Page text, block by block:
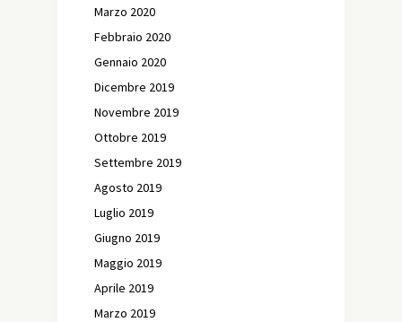
Marzo 2020
Febbraio 2020
Gennaio 2020
Dicembre 2019
Novembre 2019
Ottobre 2019
Settembre 2019
Agosto 2019
Luglio 2019
Giugno 2019
Maggio 2019
Aprile 2019
Marzo 2019